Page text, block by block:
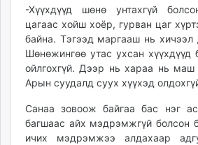
-Хүүхдүүд шөнө унтахгүй
цагаас хойш хоёр, гурван цаг
байна. Тэгээд маргааш нь хичээл
Шөнөжингөө утас ухсан хүүхдүүд
ойлгохгүй. Дээр нь хараа нь
Арын суудалд суух хүүхэд
Санаа зовоож байгаа бас нэг
багшаас айх мэдрэмжгүй болсон
ичих мэдрэмжээ алдахаар